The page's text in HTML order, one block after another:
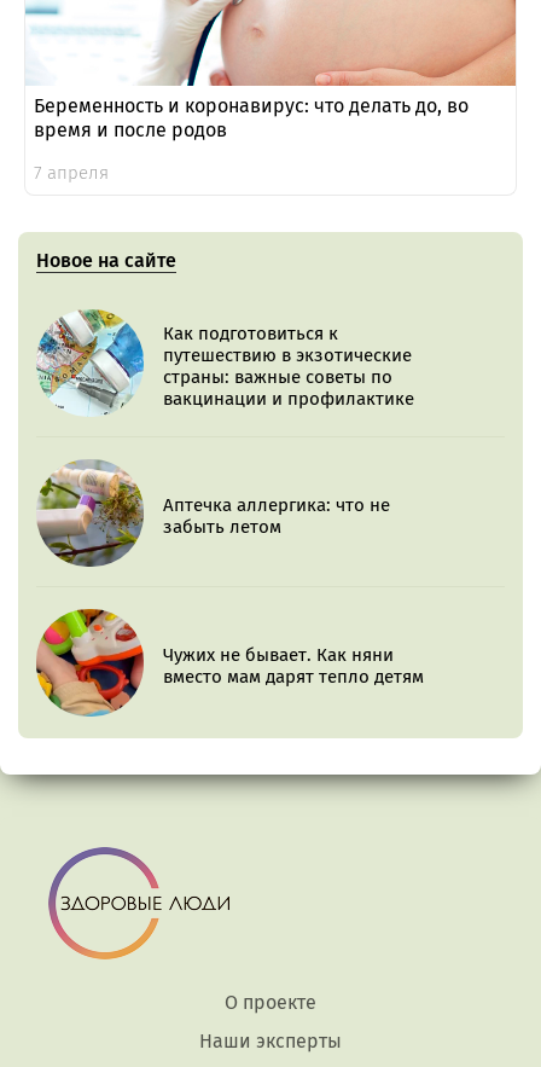
Беременность и коронавирус: что делать до, во
время и после родов
7 апреля
Новое на сайте
Как подготовиться к
путешествию в экзотические
страны: важные советы по
вакцинации и профилактике
Аптечка аллергика: что не
забыть летом
Чужих не бывает. Как няни
вместо мам дарят тепло детям
О проекте
Наши эксперты